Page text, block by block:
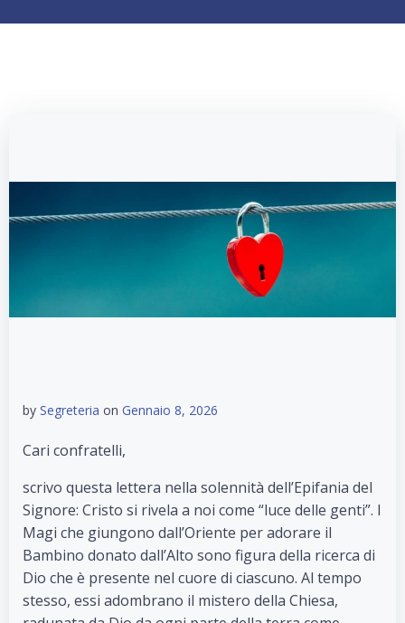
by Segreteria on Gennaio 8, 2026
Cari confratelli,
scrivo questa lettera nella solennità dell’Epifania del
Signore: Cristo si rivela a noi come “luce delle genti”. I
Magi che giungono dall’Oriente per adorare il
Bambino donato dall’Alto sono figura della ricerca di
Dio che è presente nel cuore di ciascuno. Al tempo
stesso, essi adombrano il mistero della Chiesa,